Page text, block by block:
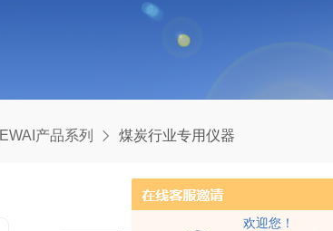
欢迎您！
EWAI产品系列 煤炭行业专用仪器